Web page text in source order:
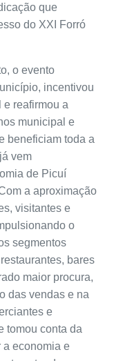
que
do XXI Forró
o evento
incentivou
reafirmou a
municipal e
beneficiam toda a
vem
de Picuí
a aproximação
visitantes e
o
segmentos
bares
maior procura,
das vendas e na
e
tomou conta da
a economia e